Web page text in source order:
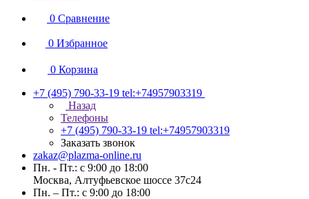
0 Сравнение
0 Избранное
0 Корзина
+7 (495) 790-33-19 tel:+74957903319
Назад
Телефоны
+7 (495) 790-33-19 tel:+74957903319
Заказать звонок
zakaz@plazma-online.ru
Пн. - Пт.: с 9:00 до 18:00
Москва, Алтуфьевское шоссе 37с24
Пн. – Пт.: с 9:00 до 18:00